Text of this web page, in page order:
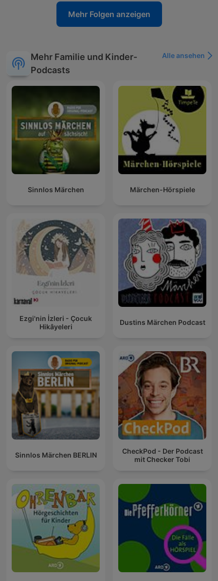
Mehr Folgen anzeigen
Mehr Familie und Kinder-
Podcasts
Alle ansehen
Sinnlos Märchen Märchen-Hörspiele
Ezgi'nin İzleri - Çocuk
Hikâyeleri
Dustins Märchen Podcast
Sinnlos Märchen BERLIN
CheckPod - Der Podcast
mit Checker Tobi